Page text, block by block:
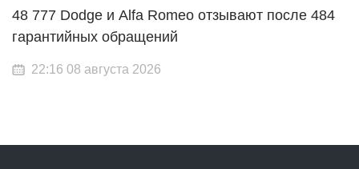
48 777 Dodge и Alfa Romeo отзывают после 484
гарантийных обращений
22:16 08 августа 2026